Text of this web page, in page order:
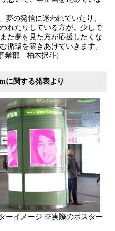
夢の発信に迷われていたり、
れたりしている方が、少しで
た夢を見た方が応援したくな
循環を築きあげていきます。
業部 柏木択斗）
に関する発表より
ーイメージ ※実際のポスター